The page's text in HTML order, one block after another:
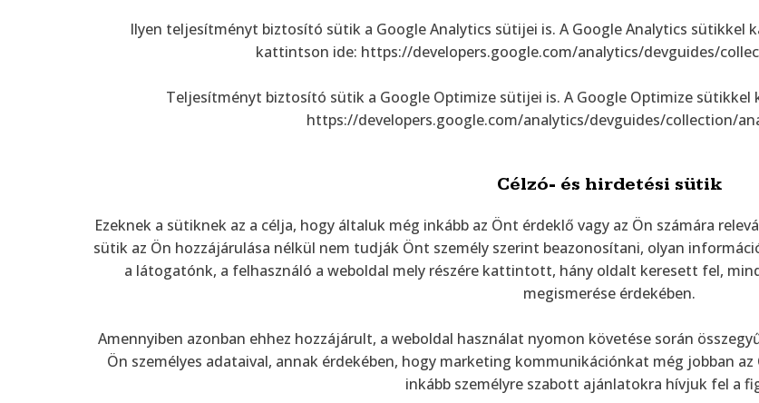
Ilyen teljesítményt biztosító sütik a Google Analytics sütijei is. A Google Analytics sütikkel
kattintson ide: https://developers.google.com/analytics/devguides/
Teljesítményt biztosító sütik a Google Optimize sütijei is. A Google Optimize
https://developers.google.com/analytics/devguides/collection/
Célzó- és hirdetési sütik
Ezeknek a sütiknek az a célja, hogy általuk még inkább az Önt érdeklő vagy az Ön számára
sütik az Ön hozzájárulása nélkül nem tudják Önt személy szerint beazonosítani, olyan
a látogatónk, a felhasználó a weboldal mely részére kattintott, hány oldalt keresett fel,
megismerése érdekében.
Amennyiben azonban ehhez hozzájárult, a weboldal használat nyomon követése során
Ön személyes adataival, annak érdekében, hogy marketing kommunikációnkat még jobban
inkább személyre szabott ajánlatokra hívjuk fel a